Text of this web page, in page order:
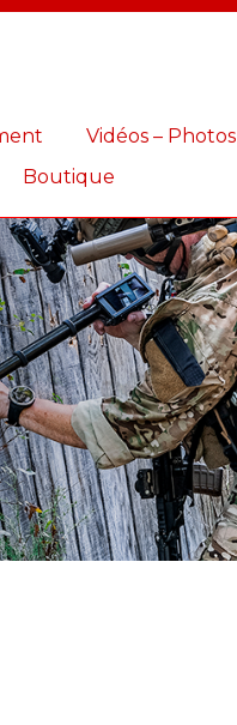
Vidéos – Photos
Boutique